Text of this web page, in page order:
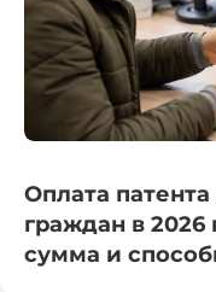
Оплата
граждан в 2026
сумма и